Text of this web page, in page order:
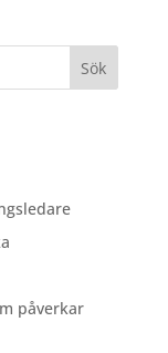
Sök
påverkar